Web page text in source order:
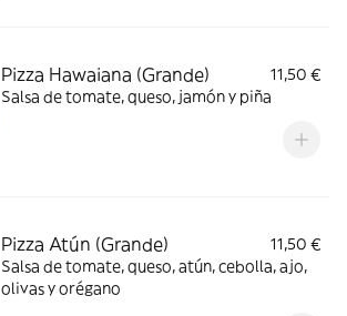
Pizza Hawaiana (Grande)
11,50 €
Salsa de tomate, queso, jamón y piña
Pizza Atún (Grande)
11,50 €
Salsa de tomate, queso, atún, cebolla, ajo,
olivas y orégano